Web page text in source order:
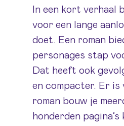
In een kort verhaal
voor een lange
doet. Een roman
personages stap
Dat heeft ook
en compacter. Er is
roman bouw je
honderden